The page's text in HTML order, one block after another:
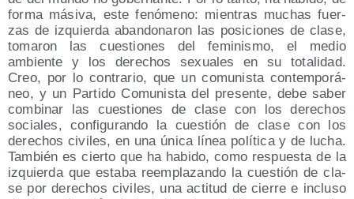
for­ma mási­va, este fenó­meno: mien­tras muchas fuer­
zas de izquier­da aban­do­na­ron las posi­cio­nes de cla­se,
toma­ron las cues­tio­nes del femi­nis­mo, el medio
ambien­te y los dere­chos sexua­les en su tota­li­dad.
Creo, por lo con­tra­rio, que un comu­nis­ta con­tem­po­rá­
neo, y un Par­ti­do Comu­nis­ta del pre­sen­te, debe saber
com­bi­nar las cues­tio­nes de cla­se con los dere­chos
socia­les, con­fi­gu­ran­do la cues­tión de cla­se con los
dere­chos civi­les, en una úni­ca línea polí­ti­ca y de lucha.
Tam­bién es cier­to que ha habi­do, como res­pues­ta de la
izquier­da que esta­ba reem­pla­zan­do la cues­tión de cla­
se por dere­chos civi­les, una acti­tud de cie­rre e inclu­so